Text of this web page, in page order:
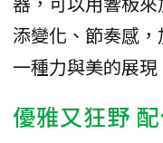
添變化、節奏感
一種力與美的展現
優雅又狂野